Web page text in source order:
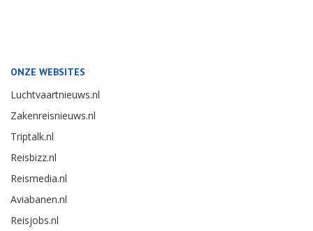
ONZE WEBSITES
Luchtvaartnieuws.nl
Zakenreisnieuws.nl
Triptalk.nl
Reisbizz.nl
Reismedia.nl
Aviabanen.nl
Reisjobs.nl